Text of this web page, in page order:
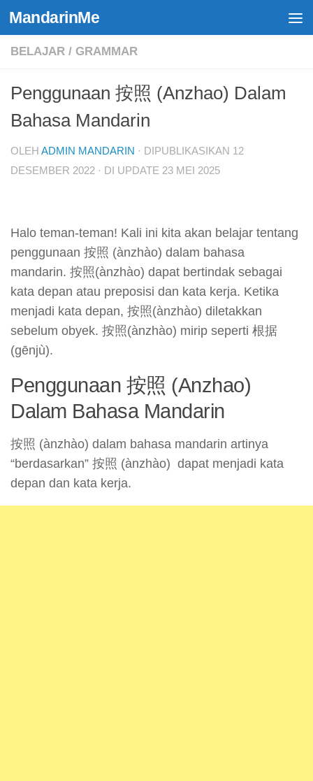
Skip to content
MandarinMe
BELAJAR / GRAMMAR
Penggunaan 按照 (Anzhao) Dalam
Bahasa Mandarin
OLEH ADMIN MANDARIN · DIPUBLIKASIKAN 12
DESEMBER 2022 · DI UPDATE 23 MEI 2025
Halo teman-teman! Kali ini kita akan belajar tentang
penggunaan 按照 (ànzhào) dalam bahasa
mandarin. 按照(ànzhào) dapat bertindak sebagai
kata depan atau preposisi dan kata kerja. Ketika
menjadi kata depan, 按照(ànzhào) diletakkan
sebelum obyek. 按照(ànzhào) mirip seperti 根据
(gēnjù).
Penggunaan 按照 (Anzhao)
Dalam Bahasa Mandarin
按照 (ànzhào) dalam bahasa mandarin artinya
“berdasarkan” 按照 (ànzhào) dapat menjadi kata
depan dan kata kerja.